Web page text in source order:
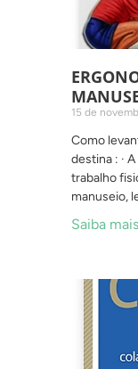
15 de
Como
destina : ·
trabalho
manuseio,
Saiba